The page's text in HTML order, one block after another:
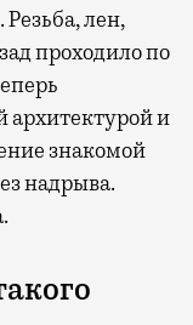
лен,
проходило по
архитектурой и
знакомой
надрыва.